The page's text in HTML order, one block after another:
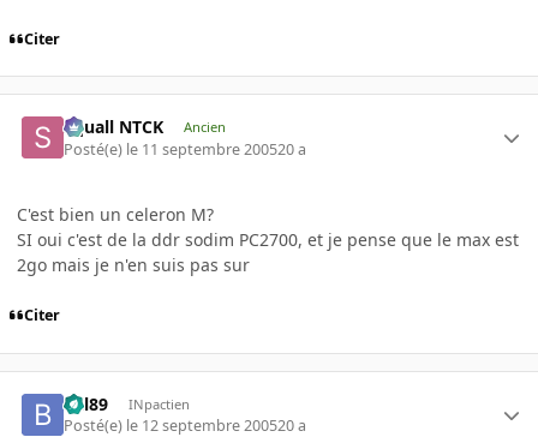
Citer
Squall NTCK Ancien
Posté(e) le 11 septembre 200520 a
C'est bien un celeron M?
SI oui c'est de la ddr sodim PC2700, et je pense que le max est
2go mais je n'en suis pas sur
Citer
bill89 INpactien
Posté(e) le 12 septembre 200520 a